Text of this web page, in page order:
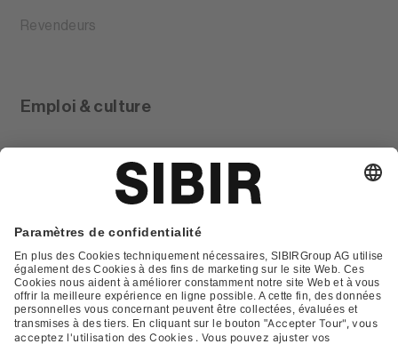
Revendeurs
Emploi & culture
Contact
FAQ